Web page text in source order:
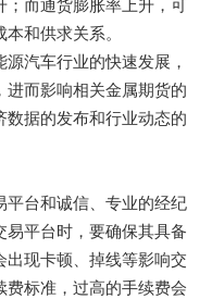
而通货膨胀率上升，可
和供求关系。
汽车行业的快速发展，
而影响相关金属期货的
据的发布和行业动态的
台和诚信、专业的经纪
平台时，要确保其具备
现卡顿、掉线等影响交
标准，过高的手续费会